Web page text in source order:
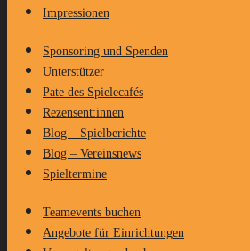
Impressionen
Sponsoring und Spenden
Unterstützer
Pate des Spielecafés
Rezensent:innen
Blog – Spielberichte
Blog – Vereinsnews
Spieltermine
Teamevents buchen
Angebote für Einrichtungen